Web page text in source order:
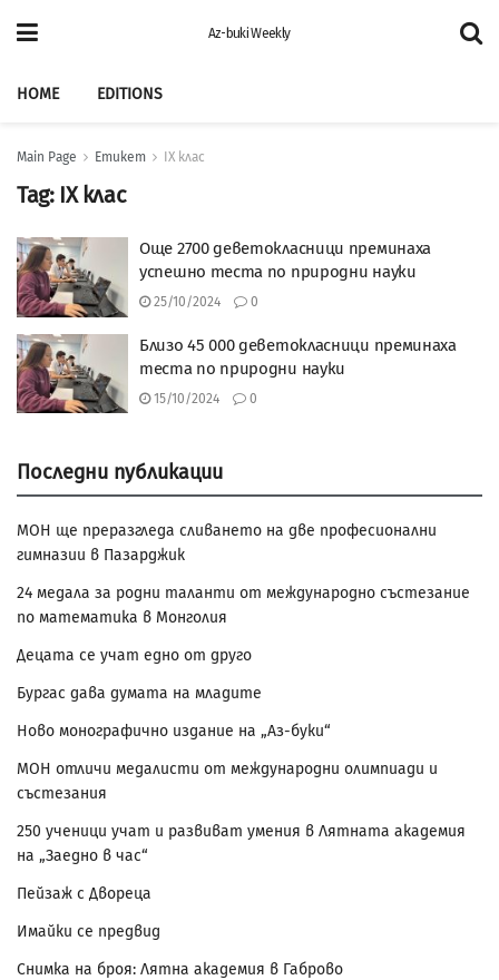
Az-buki Weekly
HOME EDITIONS
Main Page Етикет IX клас
Tag: IX клас
Още 2700 деветокласници преминаха
успешно теста по природни науки
25/10/2024 0
Близо 45 000 деветокласници преминаха
теста по природни науки
15/10/2024 0
Последни публикации
МОН ще преразгледа сливането на две професионални
гимназии в Пазарджик
24 медала за родни таланти от международно състезание
по математика в Монголия
Децата се учат едно от друго
Бургас дава думата на младите
Ново монографично издание на „Аз-буки“
МОН отличи медалисти от международни олимпиади и
състезания
250 ученици учат и развиват умения в Лятната академия
на „Заедно в час“
Пейзаж с Двореца
Имайки се предвид
Снимка на броя: Лятна академия в Габрово